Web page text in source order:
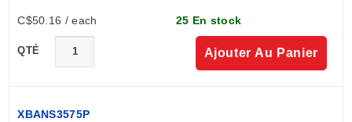
C$50.16 / each 25 En stock
QTÉ Ajouter Au Panier
XBANS3575P